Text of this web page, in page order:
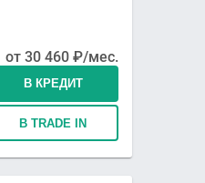
от 30 460₽/мес.
В КРЕДИТ
В TRADE IN